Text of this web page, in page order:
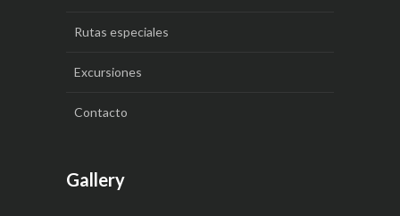
Rutas especiales
Excursiones
Contacto
Gallery